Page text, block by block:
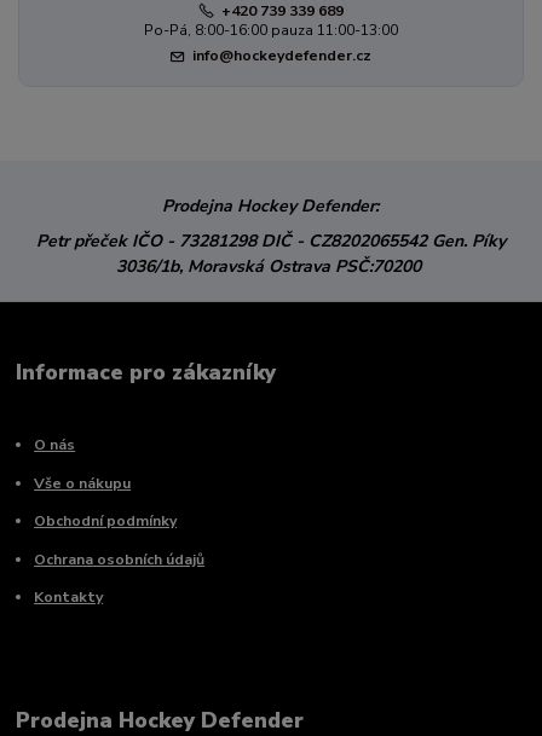
+420 739 339 689
Po-Pá, 8:00-16:00 pauza 11:00-13:00
info@hockeydefender.cz
Prodejna Hockey Defender:
Petr přeček IČO - 73281298DIČ - CZ8202065542 Gen. Píky
3036/1b, Moravská Ostrava PSČ:70200
Informace pro zákazníky
O nás
Vše o nákupu
Obchodní podmínky
Ochrana osobních údajů
Kontakty
Prodejna Hockey Defender